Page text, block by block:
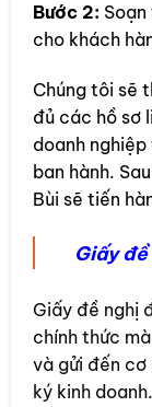
Bước 2:
cho khách
Chúng tôi sẽ
đủ các hồ sơ
doanh
ban hành.
Bùi sẽ tiến
Giấy
Giấy đề nghị
chính thức
và gửi đến cơ
ký kinh